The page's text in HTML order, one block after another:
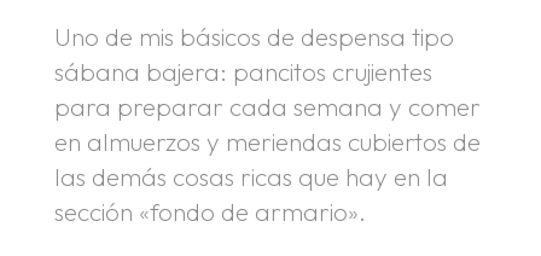
Uno de mis básicos de despensa tipo
sábana bajera: pancitos crujientes
para preparar cada semana y comer
en almuerzos y meriendas cubiertos de
las demás cosas ricas que hay en la
sección «fondo de armario».